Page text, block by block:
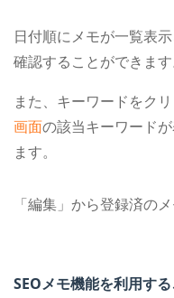
日付順にメモが一覧表
確認することができます
また、キーワードをク
画面の該当キーワード
ます。
「編集」から登録済の
SEOメモ機能を利用す